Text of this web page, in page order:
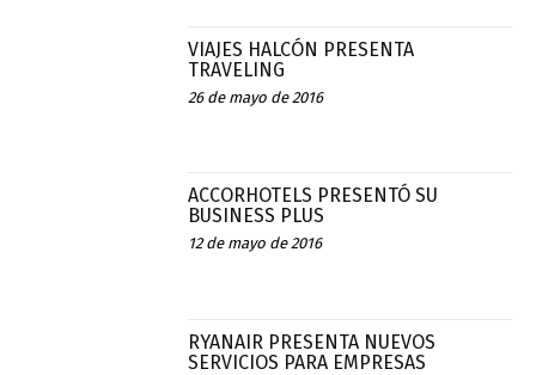
VIAJES HALCÓN PRESENTA
TRAVELING
26 de mayo de 2016
ACCORHOTELS PRESENTÓ SU
BUSINESS PLUS
12 de mayo de 2016
RYANAIR PRESENTA NUEVOS
SERVICIOS PARA EMPRESAS